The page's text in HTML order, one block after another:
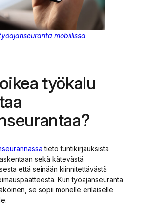
mobiilissa
työkalu
tieto tuntikirjauksista
sekä kätevästä
että seinään kiinnitettävästä
Kun työajanseuranta
se sopii monelle erilaiselle